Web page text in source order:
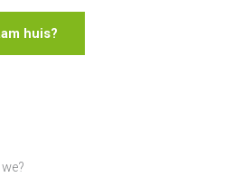
huis?